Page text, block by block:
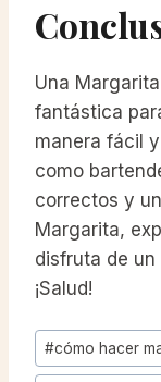
Una
fantástica
manera fácil
como
correctos y
Margarita,
disfruta de
¡Salud!
Post
Tags:
#cómo hacer